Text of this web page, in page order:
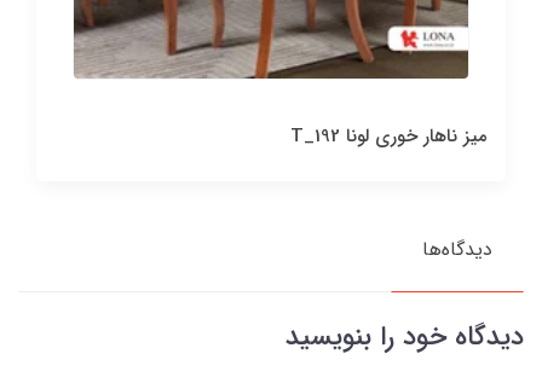
میز ناهار خوری لونا T_192
دیدگاه‌ها
دیدگاه خود را بنویسید